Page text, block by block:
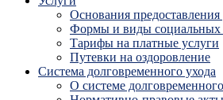
Основания предоставления
Формы и виды социальных
Тарифы на платные услуги
Путевки на оздоровление
Система долговременного ухода
О системе